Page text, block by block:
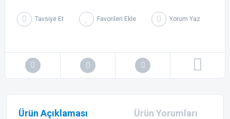
Tavsiye Et Yorum Yaz
Ürün Açıklaması Ürün Yorumları